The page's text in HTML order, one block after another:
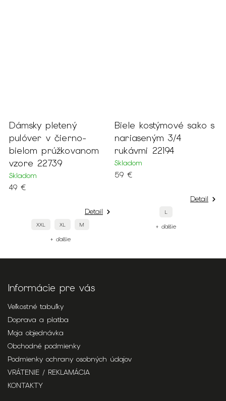
Dámsky pletený
pulóver v čierno-
bielom prúžkovanom
vzore 22739
Skladom
49 €
Detail
XXL XL M
+ ďalšie
Biele kostýmové sako s
nariaseným 3/4
rukávmi 22194
Skladom
59 €
Detail
L
+ ďalšie
Informácie pre vás
Veľkostné tabuľky
Doprava a platba
Moja objednávka
Obchodné podmienky
Podmienky ochrany osobných údajov
VRÁTENIE / REKLAMÁCIA
KONTAKTY